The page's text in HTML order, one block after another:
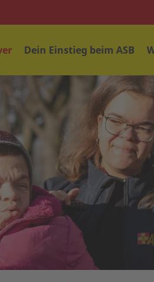
Dein Einstieg beim ASB